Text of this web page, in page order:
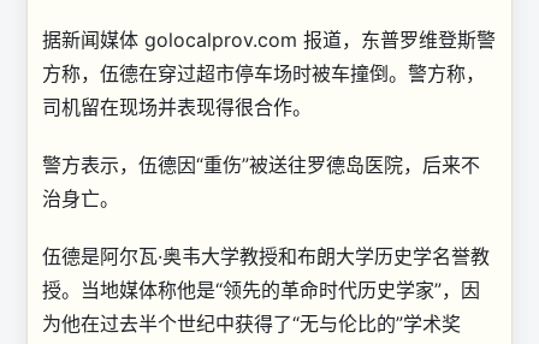
据新闻媒体 golocalprov.com 报道，东普罗维登斯警
方称，伍德在穿过超市停车场时被车撞倒。警方称，
司机留在现场并表现得很合作。
警方表示，伍德因“重伤”被送往罗德岛医院，后来不
治身亡。
伍德是阿尔瓦·奥韦大学教授和布朗大学历史学名誉教
授。当地媒体称他是“领先的革命时代历史学家”，因
为他在过去半个世纪中获得了“无与伦比的”学术奖